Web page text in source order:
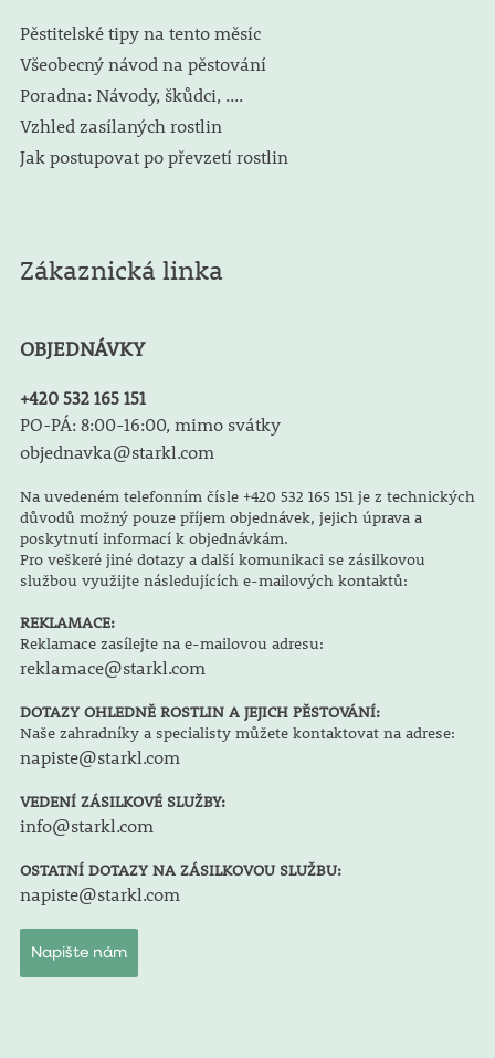
Pěstitelské tipy na tento měsíc
Všeobecný návod na pěstování
Poradna: Návody, škůdci, ....
Vzhled zasílaných rostlin
Jak postupovat po převzetí rostlin
Zákaznická linka
OBJEDNÁVKY
+420 532 165 151
PO-PÁ: 8:00-16:00, mimo svátky
objednavka@starkl.com
Na uvedeném telefonním čísle +420 532 165 151 je z technických
důvodů možný pouze příjem objednávek, jejich úprava a
poskytnutí informací k objednávkám.
Pro veškeré jiné dotazy a další komunikaci se zásilkovou
službou využijte následujících e-mailových kontaktů:
REKLAMACE:
Reklamace zasílejte na e-mailovou adresu:
reklamace@starkl.com
DOTAZY OHLEDNĚ ROSTLIN A JEJICH PĚSTOVÁNÍ:
Naše zahradníky a specialisty můžete kontaktovat na adrese:
napiste@starkl.com
VEDENÍ ZÁSILKOVÉ SLUŽBY:
info@starkl.com
OSTATNÍ DOTAZY NA ZÁSILKOVOU SLUŽBU:
napiste@starkl.com
Napište nám